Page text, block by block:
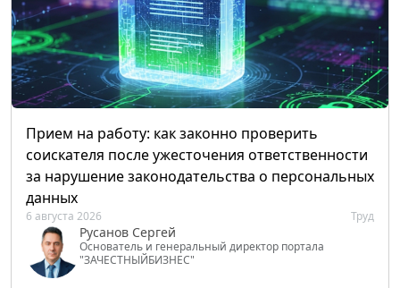
Прием на работу: как законно проверить
соискателя после ужесточения ответственности
за нарушение законодательства о персональных
данных
6 августа 2026 Труд
Русанов Сергей
Основатель и генеральный директор портала
"ЗАЧЕСТНЫЙБИЗНЕС"